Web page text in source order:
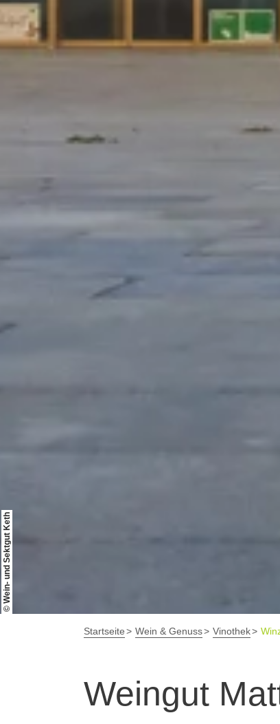
© Wein- und Sektgut Keth
Startseite Wein & Genuss Vinothek
Weingut